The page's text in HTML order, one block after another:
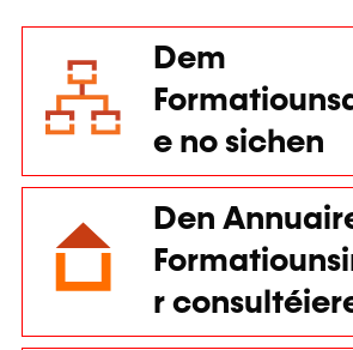
Dem
e no sichen
Den
r